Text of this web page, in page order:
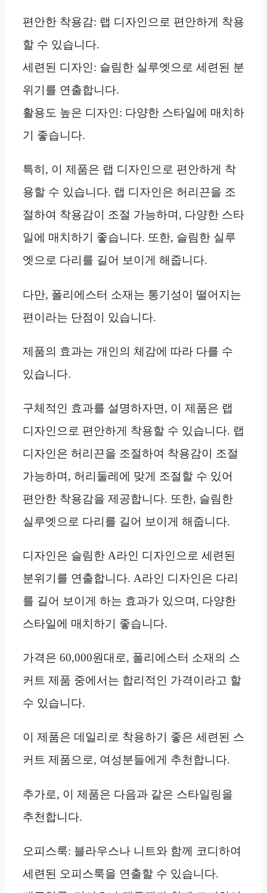
편안한 착용감: 랩 디자인으로 편안하게 착용
할 수 있습니다.
세련된 디자인: 슬림한 실루엣으로 세련된 분
위기를 연출합니다.
활용도 높은 디자인: 다양한 스타일에 매치하
기 좋습니다.
특히, 이 제품은 랩 디자인으로 편안하게 착
용할 수 있습니다. 랩 디자인은 허리끈을 조
절하여 착용감이 조절 가능하며, 다양한 스타
일에 매치하기 좋습니다. 또한, 슬림한 실루
엣으로 다리를 길어 보이게 해줍니다.
다만, 폴리에스터 소재는 통기성이 떨어지는
편이라는 단점이 있습니다.
제품의 효과는 개인의 체감에 따라 다를 수
있습니다.
구체적인 효과를 설명하자면, 이 제품은 랩
디자인으로 편안하게 착용할 수 있습니다. 랩
디자인은 허리끈을 조절하여 착용감이 조절
가능하며, 허리둘레에 맞게 조절할 수 있어
편안한 착용감을 제공합니다. 또한, 슬림한
실루엣으로 다리를 길어 보이게 해줍니다.
디자인은 슬림한 A라인 디자인으로 세련된
분위기를 연출합니다. A라인 디자인은 다리
를 길어 보이게 하는 효과가 있으며, 다양한
스타일에 매치하기 좋습니다.
가격은 60,000원대로, 폴리에스터 소재의 스
커트 제품 중에서는 합리적인 가격이라고 할
수 있습니다.
이 제품은 데일리로 착용하기 좋은 세련된 스
커트 제품으로, 여성분들에게 추천합니다.
추가로, 이 제품은 다음과 같은 스타일링을
추천합니다.
오피스룩: 블라우스나 니트와 함께 코디하여
세련된 오피스룩을 연출할 수 있습니다.